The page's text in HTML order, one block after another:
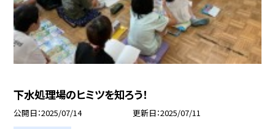
下水処理場のヒミツを知ろう！
公開日 2025/07/14 更新日 2025/07/11